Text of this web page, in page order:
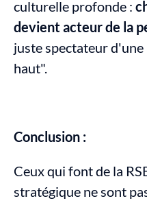
culturelle profonde :
devient acteur de la
juste spectateur
haut".
Conclusion :
Ceux qui font de la
stratégique ne sont